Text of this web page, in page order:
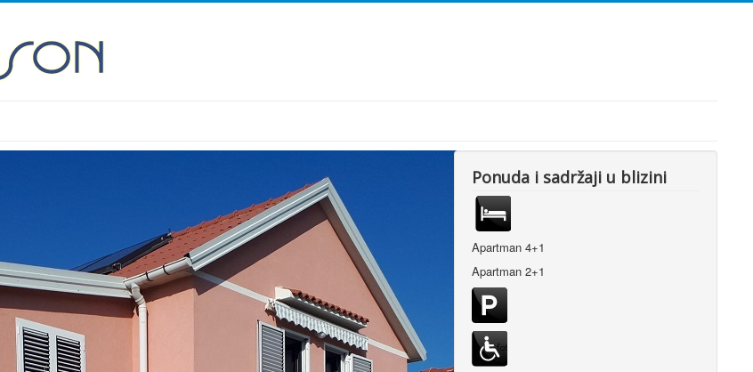
Ponuda i sadržaji u blizini
Apartman 4+1
Apartman 2+1